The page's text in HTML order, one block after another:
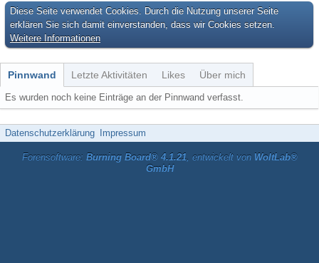
Diese Seite verwendet Cookies. Durch die Nutzung unserer Seite
erklären Sie sich damit einverstanden, dass wir Cookies setzen.
Weitere Informationen
Pinnwand Letzte Aktivitäten Likes Über mich
Es wurden noch keine Einträge an der Pinnwand verfasst.
Datenschutzerklärung Impressum
Forensoftware: Burning Board® 4.1.21, entwickelt von WoltLab®
GmbH